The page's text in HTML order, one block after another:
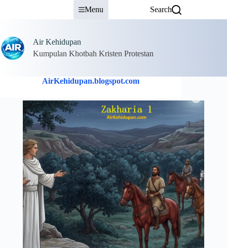
Menu Search
Air Kehidupan
Kumpulan Khotbah Kristen Protestan
AirKehidupan.blogspot.com